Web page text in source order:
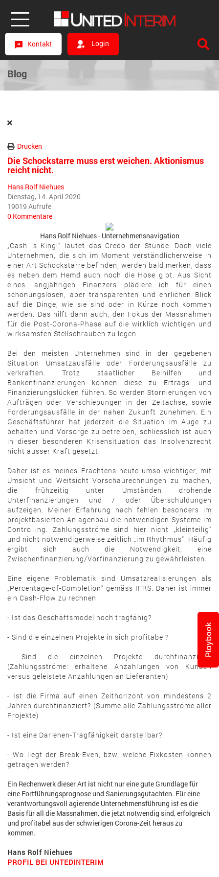
Kontakt Login
Blog
Drucken
Die Schockstarre muss erst weichen. Aktionismus
reicht nicht.
Hans Rolf Niehues
Dienstag, 14. April 2020
19019 Aufrufe
0 Kommentare
Hans Rolf Niehues - Unternehmensnavigation
„Cash is King!" lautet das Credo der Stunde. Doch viele
Unternehmen, die sich im Moment verständlicherweise in
einer Art Schockstarre befinden, werden bald merken, dass
es neben dem Hemd auch noch die Hose gibt. Aus Sicht
eines langjährigen Finanzers plädiere ich für einen
schonungslosen, aber transparenten und ehrlichen Blick
auf die Dinge, wie sie sind oder in Kürze noch kommen
werden. Das hilft dann auch, den Fokus der Massnahmen
für die Post-Corona-Phase auf die wirklich wichtigen und
wirksamsten Stellschrauben zu legen.
Bei den meisten Unternehmen sind in der gegebenen
Situation Umsatzausfälle oder Forderungsausfälle zu
verkraften. Trotz staatlicher Beihilfen und
Bankenfinanzierungen können diese zu Ertrags- und
Finanzierungslücken führen. So werden Stornierungen von
Aufträgen oder Verschiebungen in der Zeitachse, sowie
Forderungsausfälle in der nahen Zukunft zunehmen. Ein
Geschäftsführer hat jederzeit die Situation im Auge zu
behalten und Vorsorge zu betreiben, schliesslich ist auch
in dieser besonderen Krisensituation das Insolvenzrecht
nicht ausser Kraft gesetzt!
Daher ist es meines Erachtens heute umso wichtiger, mit
Umsicht und Weitsicht Vorschaurechnungen zu machen,
die frühzeitig unter Umständen drohende
Unterfinanzierungen und / oder Überschuldungen
aufzeigen. Meiner Erfahrung nach fehlen besonders im
projektbasierten Anlagenbau die notwendigen Systeme im
Controlling. Zahlungsströme sind hier nicht „kleinteilig"
und nicht notwendigerweise zeitlich „im Rhythmus". Häufig
ergibt sich auch die Notwendigkeit, eine
Zwischenfinanzierung/Vorfinanzierung zu gewährleisten.
Eine eigene Problematik sind Umsatzrealisierungen als
„Percentage-of-Completion" gemäss IFRS. Daher ist immer
ein Cash-Flow zu rechnen.
- Ist das Geschäftsmodel noch tragfähig?
- Sind die einzelnen Projekte in sich profitabel?
- Sind die einzelnen Projekte durchfinanziert?
(Zahlungsströme: erhaltene Anzahlungen von Kunden
versus geleistete Anzahlungen an Lieferanten)
- Ist die Firma auf einen Zeithorizont von mindestens 2
Jahren durchfinanziert? (Summe alle Zahlungsströme aller
Projekte)
- Ist eine Darlehen-Tragfähigkeit darstellbar?
- Wo liegt der Break-Even, bzw. welche Fixkosten können
getragen werden?
Ein Rechenwerk dieser Art ist nicht nur eine gute Grundlage für
eine Fortführungsprognose und Sanierungsgutachten. Für eine
verantwortungsvoll agierende Unternehmensführung ist es die
Basis für all die Massnahmen, die jetzt notwendig sind, erfolgreich
und profitabel aus der schwierigen Corona-Zeit heraus zu
kommen.
Hans Rolf Niehues
PROFIL BEI UNTEDINTERIM
Playbook